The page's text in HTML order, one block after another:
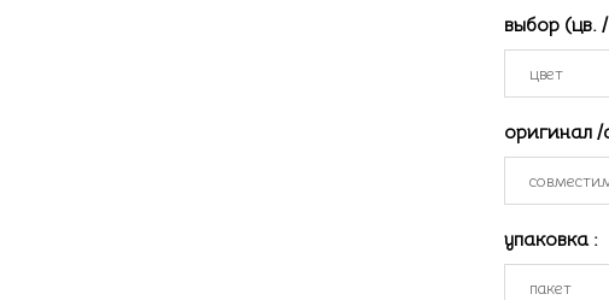
выбор
оригинал
упаковка :